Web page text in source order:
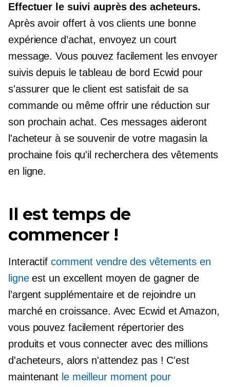
Effectuer le suivi auprès des acheteurs.
Après avoir offert à vos clients une bonne
expérience d’achat, envoyez un court
message. Vous pouvez facilement les envoyer
suivisdepuis le tableau de bord Ecwid pour
s'assurer que le client est satisfait de sa
commande ou même offrir une réduction sur
son prochain achat. Ces messages aideront
l'acheteur à se souvenir de votre magasin la
prochaine fois qu'il recherchera des vêtements
en ligne.
Il est temps de
commencer !
Interactif comment vendre des vêtements en
ligneest un excellent moyen de gagner de
l’argent supplémentaire et de rejoindre un
marché en croissance. Avec Ecwid et Amazon,
vous pouvez facilement répertorier des
produits et vous connecter avec des millions
d'acheteurs, alors n'attendez pas ! C'est
maintenant le meilleur moment pour